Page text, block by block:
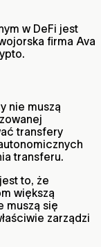
w DeFi jest
firma Ava
nie muszą
transfery
transferu.
to, że
większą
muszą się
zarządzi